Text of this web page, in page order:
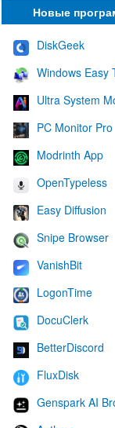
Новые
DiskGeek
Windows Easy
Ultra System
PC Monitor Pro
Modrinth App
OpenTypeless
Easy Diffusion
Snipe Browser
VanishBit
LogonTime
DocuClerk
BetterDiscord
FluxDisk
Genspark AI